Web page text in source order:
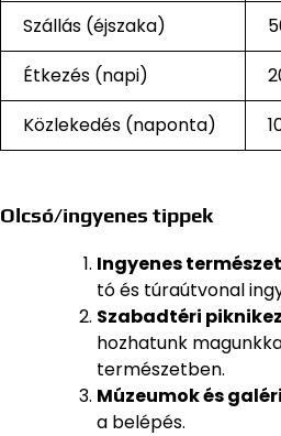
Szállás (éjszaka)
Étkezés (napi)
Közlekedés (naponta)
Olcsó/ingyenes tippek
Ingyenes
tó és túraútvonal
Szabadtéri
hozhatunk
természetben.
Múzeumok és
a belépés.